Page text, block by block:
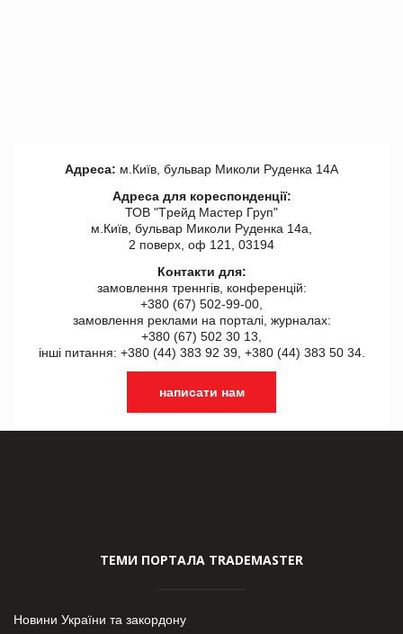
Адреса: м.Київ, бульвар Миколи Руденка 14А
Адреса для кореспонденції:
ТОВ "Tрейд Мастер Груп"
м.Київ, бульвар Миколи Руденка 14а,
2 поверх, оф 121, 03194
Контакти для:
замовлення треннгів, конференцій:
+380 (67) 502-99-00,
замовлення реклами на порталі, журналах:
+380 (67) 502 30 13,
інші питання: +380 (44) 383 92 39, +380 (44) 383 50 34.
написати нам
ТЕМИ ПОРТАЛА TRADEMASTER
Новини України та закордону